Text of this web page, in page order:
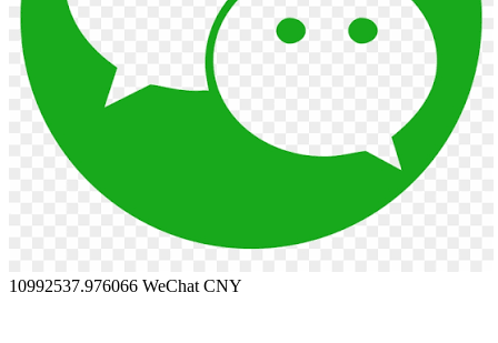
10992537.976066 WeChat CNY